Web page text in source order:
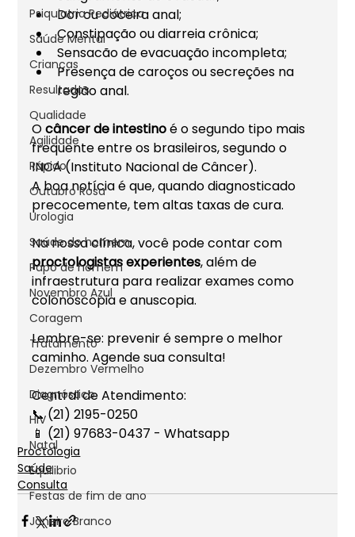
Psiquiatria Pediátrica
Saúde Mental
Crianças
Resultados
Qualidade
Agilidade
Rápido
Outubro Rosa
Urologia
Saúde do homem
Papo de homem
Novembro Azul
Coragem
Tratamento
Dezembro Vermelho
Diagnóstico
HIV
Natal
Equilibrio
Festas de fim de ano
Janeiro Branco
Dor ou coceira anal;
Constipação ou diarreia crônica;
Sensacão de evacuação incompleta;
Presença de caroços ou secreções na
região anal.
O câncer de intestino é o segundo tipo mais
frequente entre os brasileiros, segundo o
INCA (Instituto Nacional de Câncer).
A boa notícia é que, quando diagnosticado
precocemente, tem altas taxas de cura.
Na nossa clínica, você pode contar com
proctologistas experientes, além de
infraestrutura para realizar exames como
colonoscopia e anuscopia.
Lembre-se: prevenir é sempre o melhor
caminho. Agende sua consulta!
Central de Atendimento:
📞 (21) 2195-0250
📱 (21) 97683-0437 - Whatsapp
Proctologia
Saúde
Consulta